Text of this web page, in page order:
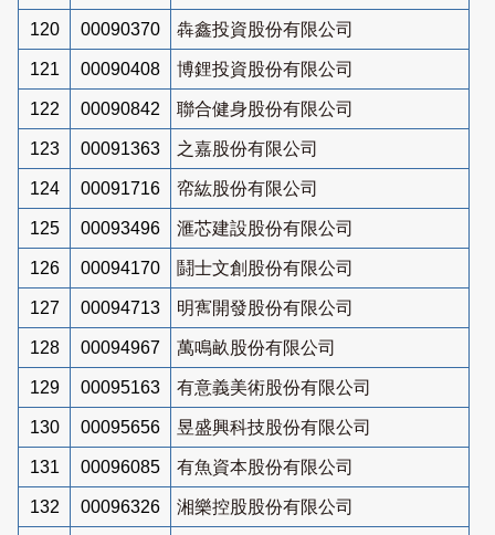
120 00090370 犇鑫投資股份有限公司
121 00090408 博鋰投資股份有限公司
122 00090842 聯合健身股份有限公司
123 00091363 之嘉股份有限公司
124 00091716 帟紘股份有限公司
125 00093496 滙芯建設股份有限公司
126 00094170 鬪士文創股份有限公司
127 00094713 明寯開發股份有限公司
128 00094967 萬鳴畝股份有限公司
129 00095163 有意義美術股份有限公司
130 00095656 昱盛興科技股份有限公司
131 00096085 有魚資本股份有限公司
132 00096326 湘樂控股股份有限公司